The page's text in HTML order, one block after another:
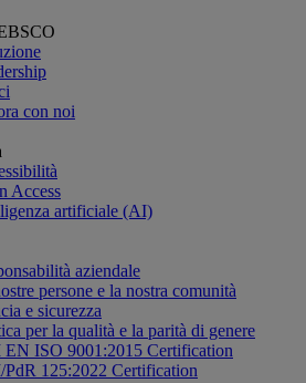
con noi
Access
artificiale (AI)
aziendale
persone e la nostra comunità
e sicurezza
per la qualità e la parità di genere
ISO 9001:2015 Certification
125:2022 Certification